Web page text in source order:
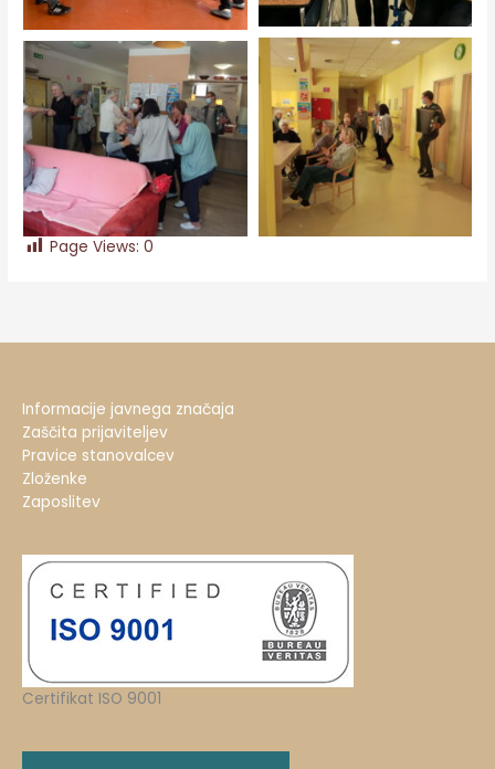
Page Views: 0
Informacije javnega značaja
Zaščita prijaviteljev
Pravice stanovalcev
Zloženke
Zaposlitev
Certifikat ISO 9001